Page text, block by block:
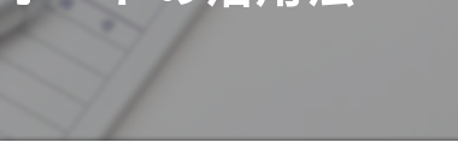
地